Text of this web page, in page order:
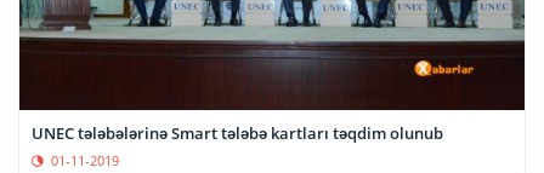
UNEC tələbələrinə Smart tələbə kartları təqdim olunub
01-11-2019